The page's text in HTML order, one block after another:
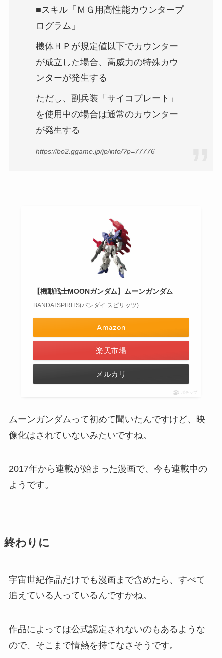
■スキル「ＭＧ用高性能カウンタープ
ログラム」
機体ＨＰが規定値以下でカウンター
が成立した場合、高威力の特殊カウ
ンターが発生する
ただし、副兵装「サイコプレート」
を使用中の場合は通常のカウンター
が発生する
https://bo2.ggame.jp/jp/info/?p=77776
【機動戦士MOONガンダム】ムーンガンダム
BANDAI SPIRITS(バンダイ スピリッツ)
Amazon
楽天市場
メルカリ
ポチップ
ムーンガンダムって初めて聞いたんですけど、映
像化はされていないみたいですね。
2017年から連載が始まった漫画で、今も連載中の
ようです。
終わりに
宇宙世紀作品だけでも漫画まで含めたら、すべて
追えている人っているんですかね。
作品によっては公式認定されないのもあるような
ので、そこまで情熱を持てなさそうです。